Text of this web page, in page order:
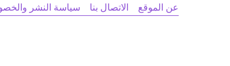
عن الموقع الاتصال بنا سياسة النشر